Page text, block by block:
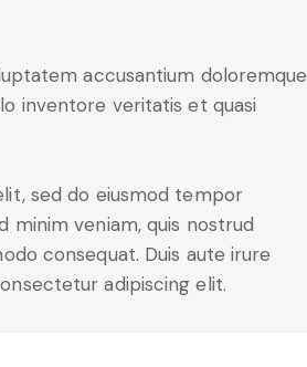
accusantium doloremque
inventore veritatis et quasi
sed do eiusmod tempor
minim veniam, quis nostrud
consequat. Duis aute irure
adipiscing elit.